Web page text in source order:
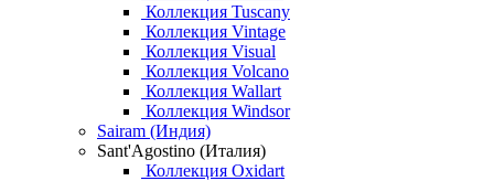
Коллекция Tuscany
Коллекция Vintage
Коллекция Visual
Коллекция Volcano
Коллекция Wallart
Коллекция Windsor
Sairam (Индия)
Sant'Agostino (Италия)
Коллекция Oxidart